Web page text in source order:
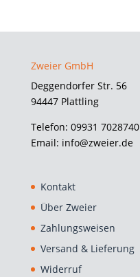
Zweier GmbH
Deggendorfer Str. 56
94447 Plattling
Telefon: 09931 7028740
Email: info@zweier.de
Kontakt
Über Zweier
Zahlungsweisen
Versand & Lieferung
Widerruf